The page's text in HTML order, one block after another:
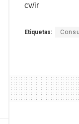
cv/ir
Etiquetas: